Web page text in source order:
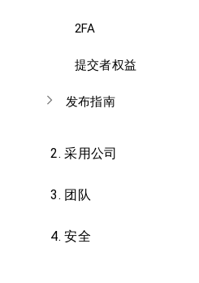
2FA
提交者权益
发布指南
2.采用公司
3. 团队
4.安全